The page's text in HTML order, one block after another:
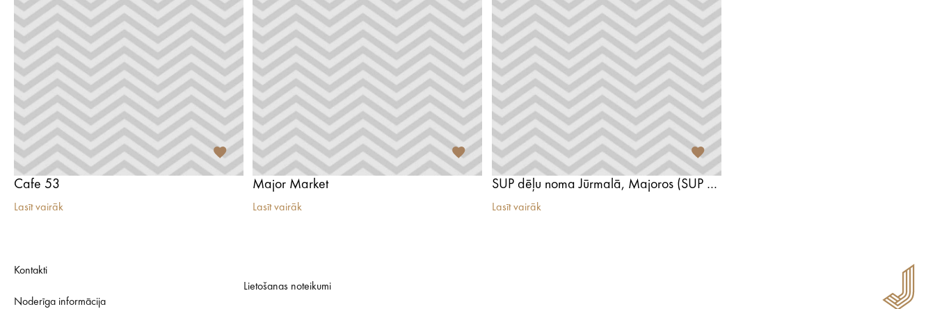
Cafe 53
Lasīt vairāk
Major Market
Lasīt vairāk
SUP dēļu noma Jūrmalā, Majoros (SUP Brothers)
Lasīt vairāk
Kontakti
Noderīga informācija
Lietošanas noteikumi